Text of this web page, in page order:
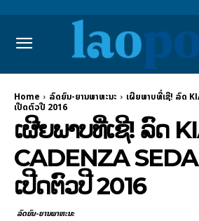
Home ລົດຍົນ-ຍານພາຫະນະ
ເຜີຍພາບທີ່ເຊີ! ລົດ
ເປີດຕົວປີ 2016
ເຜີຍພາບທີ່ເຊີ! ລົດ
CADENZA
ເປີດຕົວປີ 2016
ລົດຍົນ-ຍານພາຫະນະ